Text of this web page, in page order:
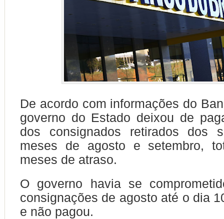
De acordo com informações do
governo do Estado deixou de
dos consignados retirados dos
meses de agosto e setembro,
meses de atraso.
O governo havia se
consignações de agosto até o dia
e não pagou.